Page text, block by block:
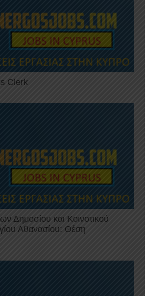
Clerk
Δημοσίου και Κοινοτικού
Αθανασίου: Θέση